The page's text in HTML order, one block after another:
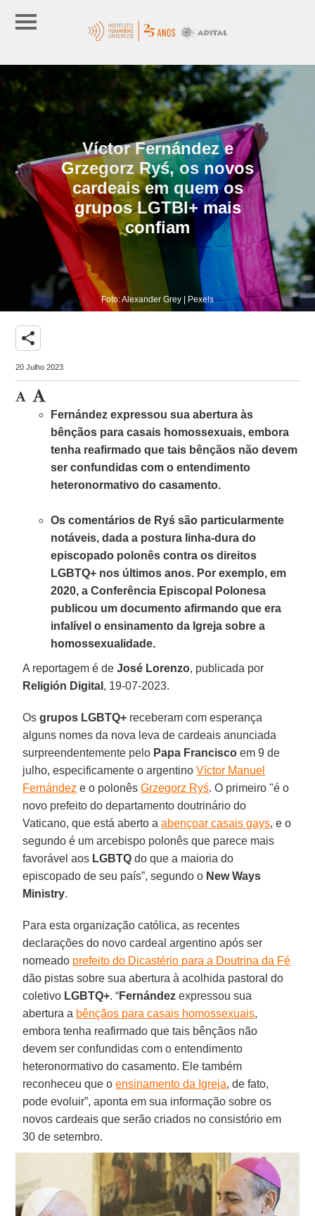
Víctor Fernández e
Grzegorz Ryś, os novos
cardeais em quem os
grupos LGTBI+ mais
confiam
Foto: Alexander Grey | Pexels
share
20 Julho 2023
Fernández expressou sua abertura às
bênçãos para casais homossexuais, embora
tenha reafirmado que tais bênçãos não devem
ser confundidas com o entendimento
heteronormativo do casamento.
Os comentários de Ryś são particularmente
notáveis, dada a postura linha-dura do
episcopado polonês contra os direitos
LGBTQ+ nos últimos anos. Por exemplo, em
2020, a Conferência Episcopal Polonesa
publicou um documento afirmando que era
infalível o ensinamento da Igreja sobre a
homossexualidade.
A reportagem é deJosé Lorenzo, publicada por
Religión Digital , 19-07-2023.
Osgrupos LGBTQ+ receberam com esperança
alguns nomes da nova leva de cardeais anunciada
surpreendentemente pelo Papa Francisco em 9 de
julho, especificamente o argentinoVíctor Manuel
Fernández e o polonêsGrzegorz Ryś. O primeiro "é o
novo prefeito do departamento doutrinário do
Vaticano, que está aberto aabençoar casais gays, e o
segundo é um arcebispo polonês que parece mais
favorável aos LGBTQ do que a maioria do
episcopado de seu país”, segundo o New Ways
Ministry.
Para esta organização católica, as recentes
declarações do novo cardeal argentino após ser
nomeado prefeito do Dicastério para a Doutrina da Fé
dão pistas sobre sua abertura à acolhida pastoral do
coletivo LGBTQ+. “Fernández expressou sua
abertura a bênçãos para casais homossexuais,
embora tenha reafirmado que tais bênçãos não
devem ser confundidas com o entendimento
heteronormativo do casamento. Ele também
reconheceu que oensinamento da Igreja, de fato,
pode evoluir”, aponta em sua informação sobre os
novos cardeais que serão criados no consistório em
30 de setembro.